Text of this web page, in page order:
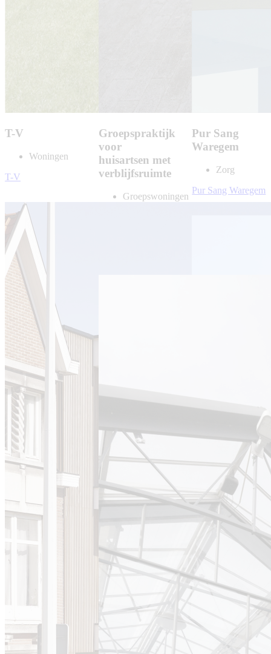
T-V
Woningen
T-V
Groepspraktijk
voor
huisartsen met
verblijfsruimte
Groepswoningen
Pur Sang
Waregem
Zorg
Pur Sang Waregem